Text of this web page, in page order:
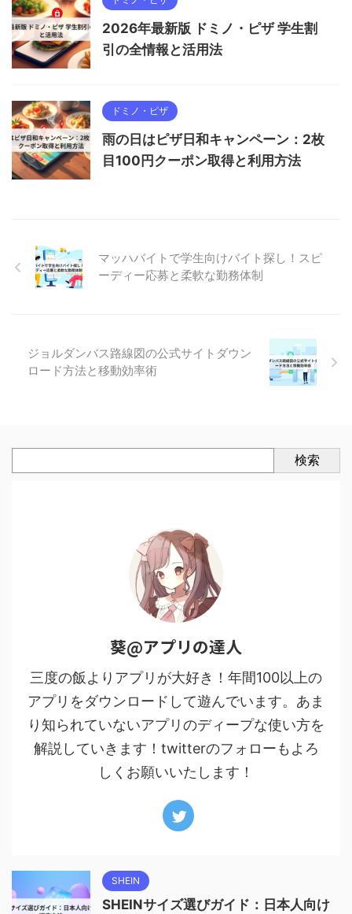
2026年最新版 ドミノ・ピザ 学生割
引の全情報と活用法
ドミノ・ピザ
雨の日はピザ日和キャンペーン：2枚
目100円クーポン取得と利用方法
マッハバイトで学生向けバイト探し！スピ
ーディー応募と柔軟な勤務体制
ジョルダンバス路線図の公式サイトダウン
ロード方法と移動効率術
検索
葵@アプリの達人
三度の飯よりアプリが大好き！年間100以上の
アプリをダウンロードして遊んでいます。あま
り知られていないアプリのディープな使い方を
解説していきます！twitterのフォローもよろ
しくお願いいたします！
SHEIN
SHEINサイズ選びガイド：日本人向け